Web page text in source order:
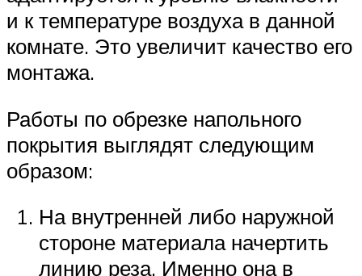
и к температуре воздуха в данной
комнате. Это увеличит качество его
монтажа.
Работы по обрезке напольного
покрытия выглядят следующим
образом:
На внутренней либо наружной
стороне материала начертить
линию реза. Именно она в